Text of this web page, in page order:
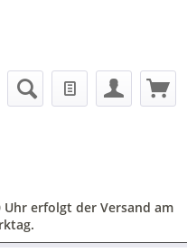
Uhr erfolgt der Versand am